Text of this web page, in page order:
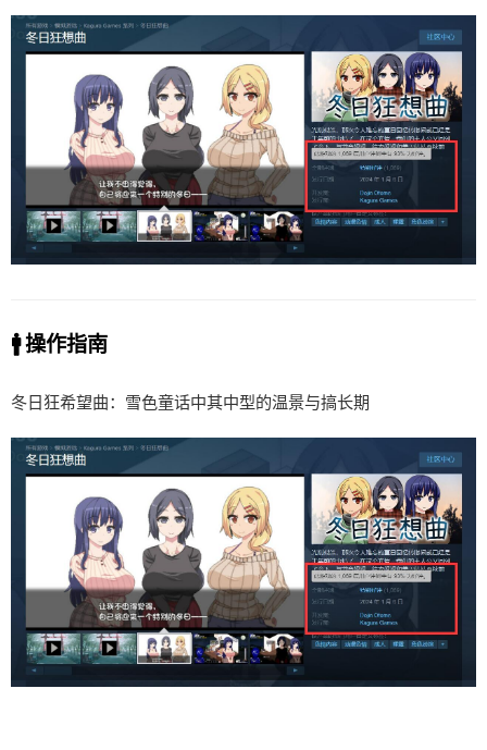
🚹 操作指南
冬日狂希望曲：雪色童话中其中型的温景与搞长期